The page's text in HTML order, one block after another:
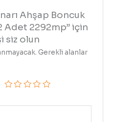
Ahşap Boncuk
Adet 2292mp” için
siz olun
Gerekli alanlar